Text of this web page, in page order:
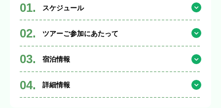
01. スケジュール
02. ツアーご参加にあたって
03. 宿泊情報
04. 詳細情報